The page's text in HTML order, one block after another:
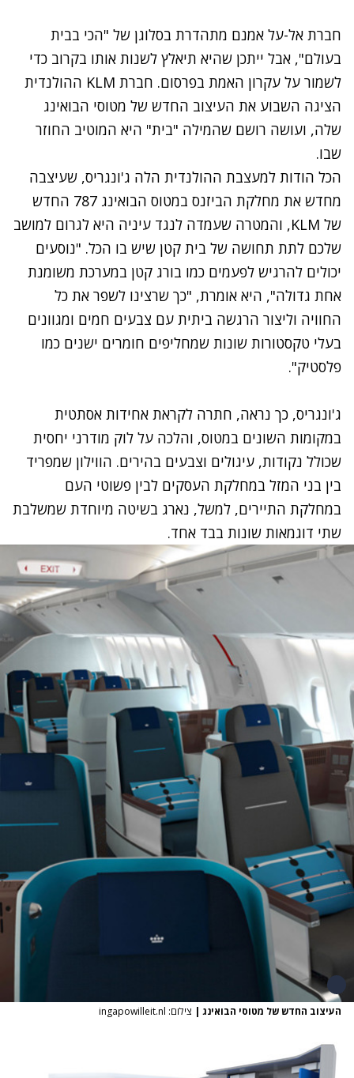
חברת אל-על אמנם מתהדרת בסלוגן של "הכי בבית
בעולם", אבל ייתכן שהיא תיאלץ לשנות אותו בקרוב כדי
לשמור על עקרון האמת בפרסום. חברת KLM ההולנדית
הציגה השבוע את העיצוב החדש של מטוסי הבואינג
שלה, ועושה רושם שהמילה "בית" היא המוטיב החוזר
שבו.
הכל הודות למעצבת ההולנדית הלה ג'ונגריס, שעיצבה
מחדש את מחלקת הביזנס במטוס הבואינג 787 החדש
של KLM, והמטרה שעמדה לנגד עיניה היא לגרום למושב
שלכם לתת תחושה של בית קטן שיש בו הכל. "נוסעים
יכולים להרגיש לפעמים כמו בורג קטן במערכת משומנת
אחת גדולה", היא אומרת, "כך שרצינו לשפר את כל
החוויה וליצור הרגשה ביתית עם צבעים חמים ומגוונים
בעלי טקסטורות שונות שמחליפים חומרים ישנים כמו
פלסטיק".
ג'ונגריס, כך נראה, חתרה לקראת אחידות אסתטית
במקומות השונים במטוס, והלכה על לוק מודרני יחסית
שכולל נקודות, עיגולים וצבעים בהירים. הווילון שמפריד
בין בני המזל במחלקת העסקים לבין פשוטי העם
במחלקת התיירים, למשל, נארג בשיטה מיוחדת שמשלבת
שתי דוגמאות שונות בבד אחד.
העיצוב החדש של מטוסי הבואינג | צילום: ingapowilleit.nl